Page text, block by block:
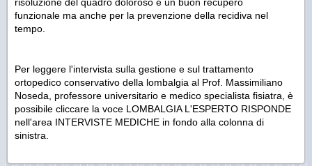
risoluzione del quadro doloroso e un buon recupero
funzionale ma anche per la prevenzione della recidiva nel
tempo.
Per leggere l'intervista sulla gestione e sul trattamento
ortopedico conservativo della lombalgia al Prof. Massimiliano
Noseda, professore universitario e medico specialista fisiatra, è
possibile cliccare la voce LOMBALGIA L'ESPERTO RISPONDE
nell'area INTERVISTE MEDICHE in fondo alla colonna di
sinistra.